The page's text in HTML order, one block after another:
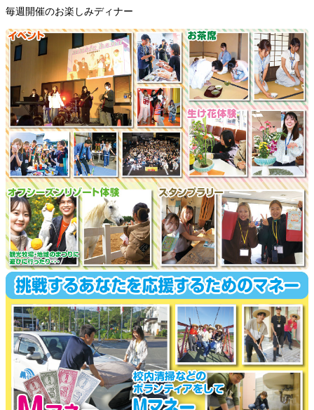
毎週開催のお楽しみディナー